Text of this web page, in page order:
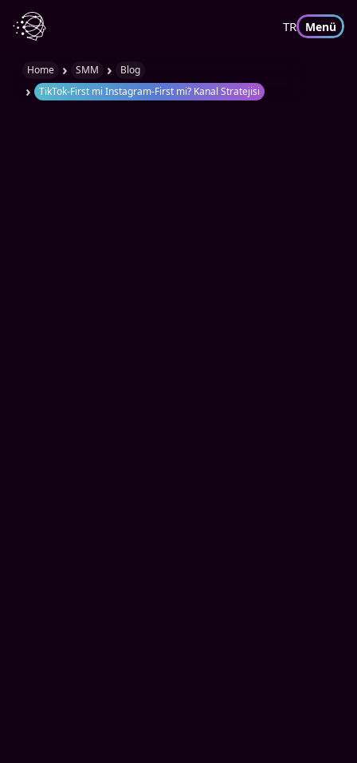
TR Menü
Home › SMM › Blog
› TikTok-First mi Instagram-First mi? Kanal Stratejisi